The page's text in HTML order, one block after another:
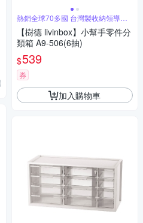
熱銷全球70多國 台灣製收納領導品
牌
【樹德 livinbox】小幫手零件分
類箱 A9-506(6抽)
$539
券
加入購物車